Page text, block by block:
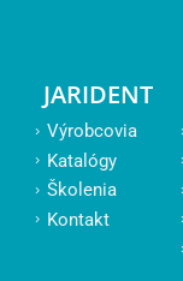
JARIDENT
Výrobcovia
Katalógy
Školenia
Kontakt